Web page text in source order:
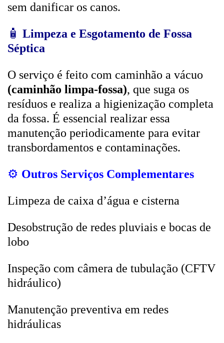
sem danificar os canos.
🧴 Limpeza e Esgotamento de Fossa
Séptica
O serviço é feito com caminhão a vácuo
(caminhão limpa-fossa), que suga os
resíduos e realiza a higienização completa
da fossa. É essencial realizar essa
manutenção periodicamente para evitar
transbordamentos e contaminações.
⚙️ Outros Serviços Complementares
Limpeza de caixa d’água e cisterna
Desobstrução de redes pluviais e bocas de
lobo
Inspeção com câmera de tubulação (CFTV
hidráulico)
Manutenção preventiva em redes
hidráulicas